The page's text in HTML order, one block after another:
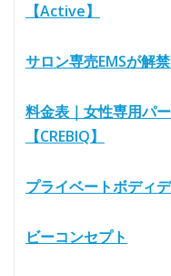
【Active】
サロン専売EMSが解
料金表｜女性専用パ
【CREBIQ】
プライベートボディ
ビーコンセプト